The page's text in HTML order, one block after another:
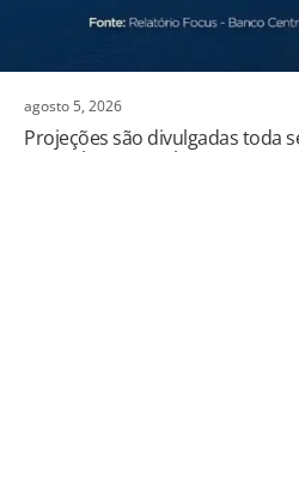
agosto 5, 2026
Projeções são divulgadas toda
Central (BC), com base em